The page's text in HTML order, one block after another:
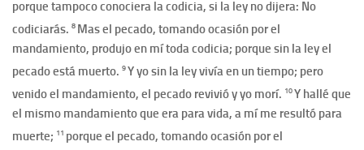
porque tampoco conociera la codicia, si la ley no dijera: No
codiciarás. 8 Mas el pecado, tomando ocasión por el
mandamiento, produjo en mí toda codicia; porque sin la ley el
pecado está muerto. 9Y yo sin la ley vivía en un tiempo; pero
venido el mandamiento, el pecado revivió y yo morí. 10Y hallé que
el mismo mandamiento que era para vida, a mí me resultó para
muerte; 11 porque el pecado, tomando ocasión por el